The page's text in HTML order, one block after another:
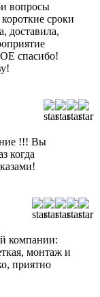
вопросы
сроки
доставила,
спасибо!
!!! Вы
когда
компании:
монтаж и
приятно